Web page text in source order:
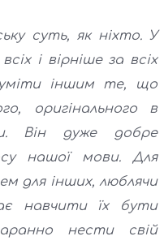
суть, як ніхто. У
і вірніше за всіх
іншим те, що
оригінального в
Він дуже добре
нашої мови. Для
для інших, люблячи
навчити їх бути
нести свій